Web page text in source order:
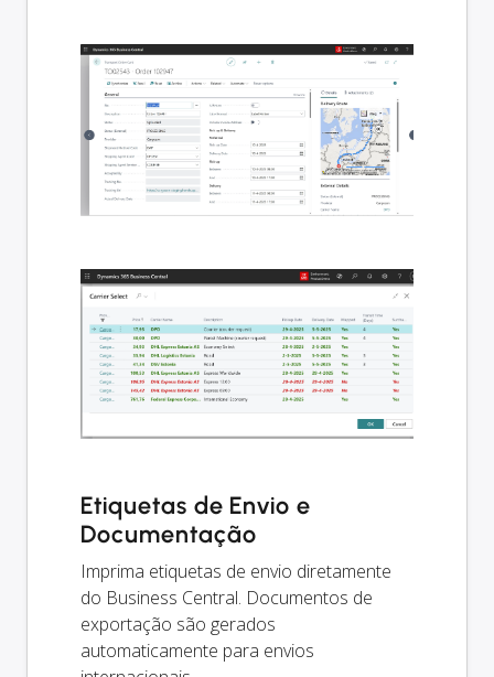
Etiquetas de Envio e
Documentação
Imprima etiquetas de envio diretamente
do Business Central. Documentos de
exportação são gerados
automaticamente para envios